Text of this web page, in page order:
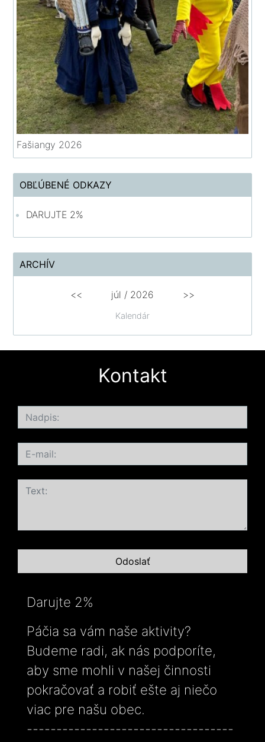
Fašiangy 2026
OBĽÚBENÉ ODKAZY
DARUJTE 2%
ARCHÍV
Kalendár
<< júl / 2026 >>
Kontakt
Darujte 2%
Páčia sa vám naše aktivity?
Budeme radi, ak nás podporíte,
aby sme mohli v našej činnosti
pokračovať a robiť ešte aj niečo
viac pre našu obec.
-----------------------------------